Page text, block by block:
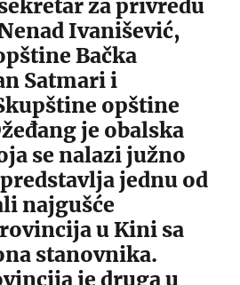
za privredu
Ivanišević,
Bačka
Satmari i
opštine
je obalska
se nalazi južno
jednu od
najgušće
u Kini sa
stanovnika.
je druga u